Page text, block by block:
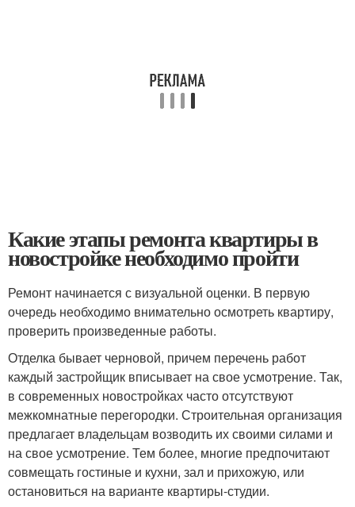
Какие этапы ремонта квартиры в
новостройке необходимо пройти
Ремонт начинается с визуальной оценки. В первую
очередь необходимо внимательно осмотреть квартиру,
проверить произведенные работы.
Отделка бывает черновой, причем перечень работ
каждый застройщик вписывает на свое усмотрение. Так,
в современных новостройках часто отсутствуют
межкомнатные перегородки. Строительная организация
предлагает владельцам возводить их своими силами и
на свое усмотрение. Тем более, многие предпочитают
совмещать гостиные и кухни, зал и прихожую, или
остановиться на варианте квартиры-студии.